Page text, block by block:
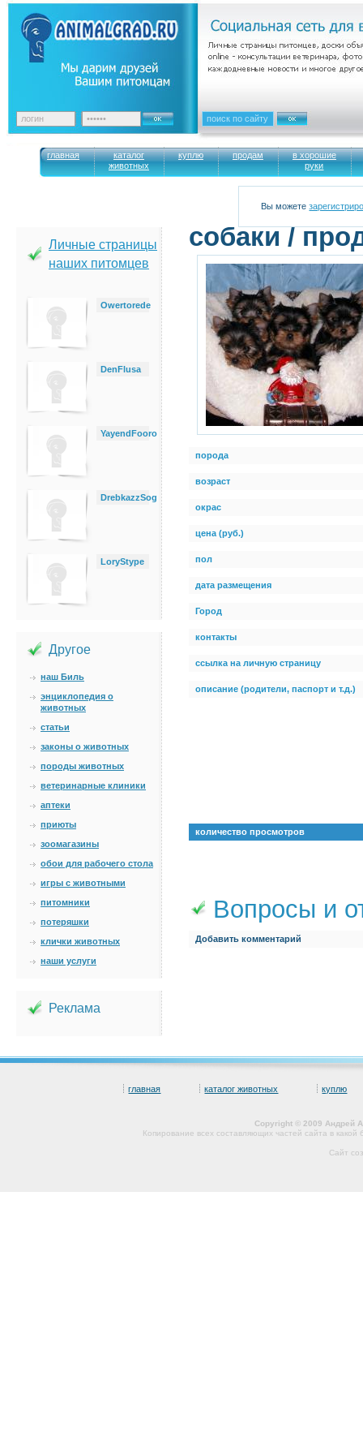
главная
каталог
животных
куплю продам
в хорошие
руки
Вы можете
Личные страницы
наших питомцев
Owertorede
DenFlusa
YayendFooro
DrebkazzSog
LoryStype
Другое
наш Биль
энциклопедия о
животных
статьи
законы о животных
породы животных
ветеринарные клиники
аптеки
приюты
зоомагазины
обои для рабочего стола
игры с животными
питомники
потеряшки
клички животных
наши услуги
Реклама
cобаки /
порода
возраст
окрас
цена (руб.)
пол
дата размещения
Город
контакты
ссылка на личную страницу
описание (родители, паспорт и т.д.)
количество просмотров
Вопросы и
Добавить комментарий
главная каталог животных куплю
Copyright © 2009 Андрей
Копирование всех составляющих частей сайта в
Сайт